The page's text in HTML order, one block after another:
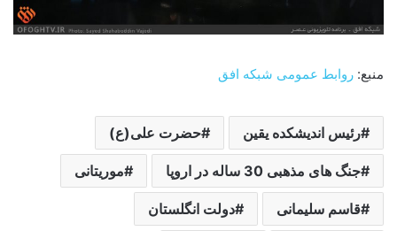
منبع: روابط عمومی شبکه افق
رئیس اندیشکده یقین حضرت علی(ع)
جنگ های مذهبی 30 ساله در اروپا موریتانی
قاسم سلیمانی دولت انگلستان